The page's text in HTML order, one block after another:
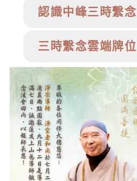
認識中峰三時繫念
三時繫念雲端牌位